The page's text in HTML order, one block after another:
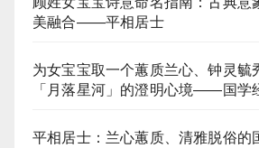
美融合——平相居士
为女宝宝取一个蕙质兰心、钟灵毓
「月落星河」的澄明心境——国学
平相居士：兰心蕙质、清雅脱俗的